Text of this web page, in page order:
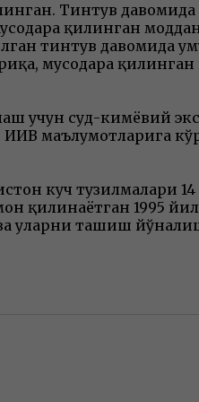
Тинтув
қилинган
тинтув давомида
мусодара
учун суд-кимёвий
маълумотларига
куч
қилинаётган 1995
уларни ташиш